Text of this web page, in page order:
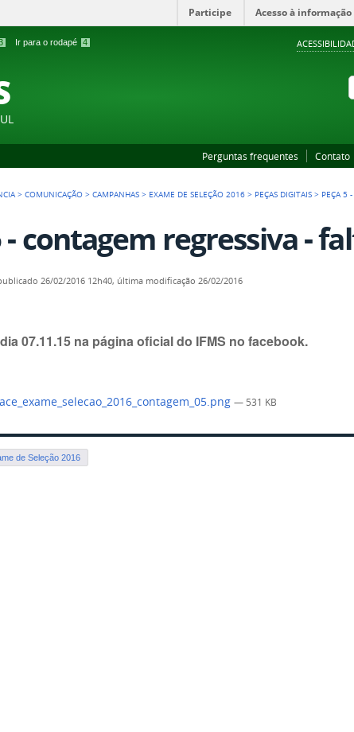
Ir para o rodapé 4
Participe Acesso à informação
Perguntas frequentes Contato
>COMUNICAÇÃO >CAMPANHAS > EXAME DE SELEÇÃO 2016 > PEÇAS DIGITAIS > PEÇA 5
- contagem regressiva -
26/02/2016 12h40, última modificação 26/02/2016
07.11.15 na página oficial do IFMS no facebook.
— 531 KB
de Seleção 2016